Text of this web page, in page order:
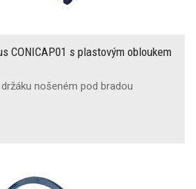
CONICAP01 s plastovým obloukem
nošeném pod bradou